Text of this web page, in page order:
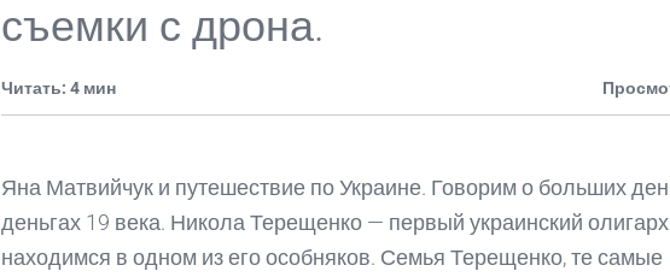
съемки с дрона.
Читать: 4 мин
Яна Матвийчук и путешествие по Украине. Говорим о больших
деньгах 19 века. Никола Терещенко — первый украинский
находимся в одном из его особняков. Семья Терещенко, те самые